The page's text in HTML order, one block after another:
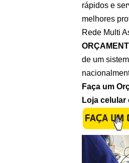
rápidos e
melhores
Rede Multi
de um
Faça um
Loja celular